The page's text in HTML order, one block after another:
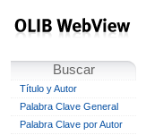
Buscar
Título y Autor
Palabra Clave General
Palabra Clave por Autor